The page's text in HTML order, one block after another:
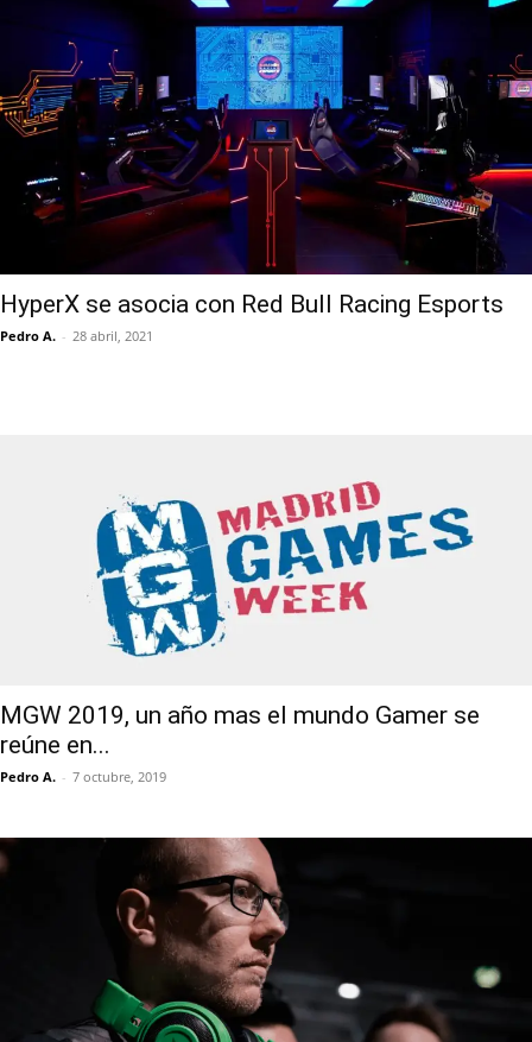
HyperX se asocia con Red Bull Racing Esports
Pedro A. - 28 abril, 2021
MGW 2019, un año mas el mundo Gamer se
reúne en...
Pedro A. - 7 octubre, 2019